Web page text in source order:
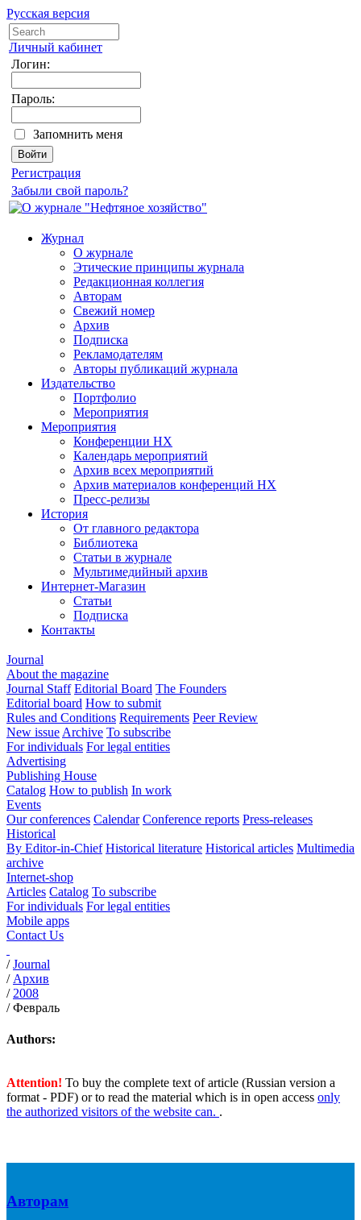
Русская версия
Личный кабинет
Логин:
Пароль:
Запомнить меня
Регистрация
Забыли свой пароль?
Журнал
О журнале
Этические принципы журнала
Редакционная коллегия
Авторам
Свежий номер
Архив
Подписка
Рекламодателям
Авторы публикаций журнала
Издательство
Портфолио
Мероприятия
Мероприятия
Конференции НХ
Календарь мероприятий
Архив всех мероприятий
Архив материалов конференций НХ
Пресс-релизы
История
От главного редактора
Библиотека
Статьи в журнале
Мультимедийный архив
Интернет-Магазин
Статьи
Подписка
Контакты
Journal
About the magazine
Journal Staff Editorial Board The Founders
Editorial board How to submit
Rules and Conditions Requirements Peer Review
New issue Archive To subscribe
For individuals For legal entities
Advertising
Publishing House
Catalog How to publish In work
Events
Our conferences Calendar Conference reports Press-releases
Historical
By Editor-in-Chief Historical literature Historical articles Multimedia
archive
Internet-shop
Articles Catalog To subscribe
For individuals For legal entities
Mobile apps
Contact Us
/Journal
/ Архив
/ 2008
/Февраль
Authors:
Attention! To buy the complete text of article (Russian version a
format - PDF) or to read the material which is in open access only
the authorized visitors of the website can. .
Авторам